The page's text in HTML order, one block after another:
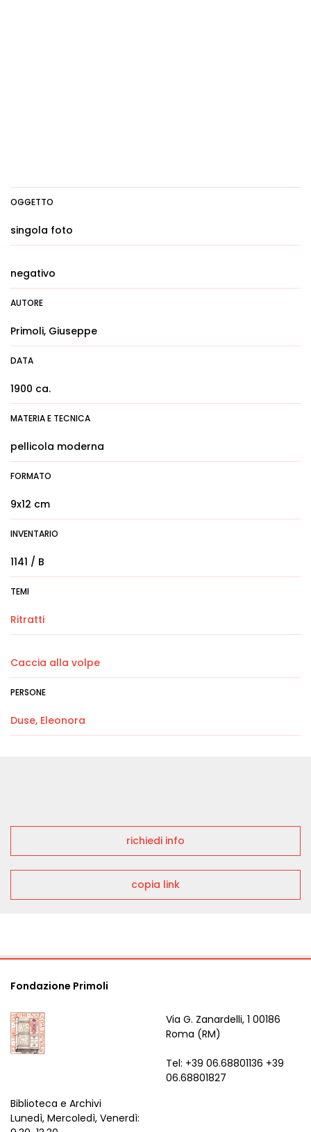
OGGETTO
singola foto
negativo
AUTORE
Primoli, Giuseppe
DATA
1900 ca.
MATERIA E TECNICA
pellicola moderna
FORMATO
9x12 cm
INVENTARIO
1141 / B
TEMI
Ritratti
Caccia alla volpe
PERSONE
Duse, Eleonora
richiedi info
copia link
Fondazione Primoli
Via G. Zanardelli, 1 00186
Roma (RM)
Tel: +39 06.68801136 +39
06.68801827
Biblioteca e Archivi
Lunedì, Mercoledì, Venerdì: